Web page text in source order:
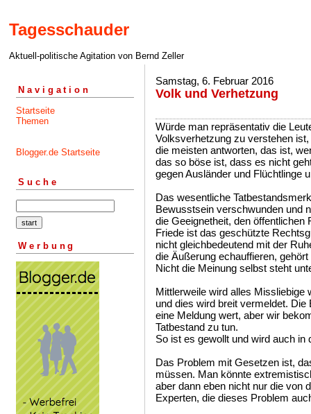
Tagesschauder
Aktuell-politische Agitation von Bernd Zeller
Navigation
Startseite
Themen
Blogger.de Startseite
Suche
Werbung
Samstag, 6. Februar 2016
Volk und Verhetzung
Würde man repräsentativ die
Volksverhetzung zu verstehen
die meisten antworten, das ist,
das so böse ist, dass es nicht
gegen Ausländer und Flüchtlinge
Das wesentliche
Bewusstsein verschwunden und
die Geeignetheit, den
Friede ist das geschützte
nicht gleichbedeutend mit der
die Äußerung echauffieren,
Nicht die Meinung selbst steht
Mittlerweile wird alles Missliebige
und dies wird breit vermeldet.
eine Meldung wert, aber wir
Tatbestand zu tun.
So ist es gewollt und wird auch in
Das Problem mit Gesetzen ist,
müssen. Man könnte
aber dann eben nicht nur die von
Experten, die dieses Problem